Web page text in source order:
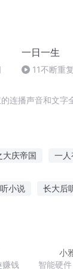
一日一生
11不断重
播声音和文字
大庆帝国 一
小说 长大后
赚钱
小
智能硬